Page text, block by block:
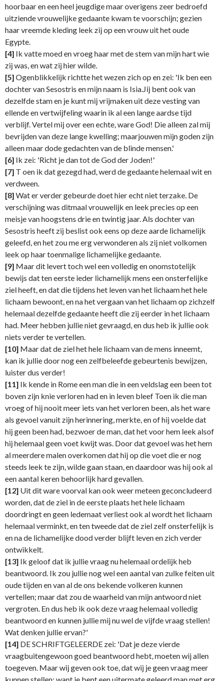
hoorbaar en een heel jeugdige maar overigens zeer bedroefd
uitziende vrouwelijke gedaante kwam te voorschijn; gezien
haar vreemde kleding leek zij op een vrouw uit het oude
Egypte.
[4] Ik vatte moed en vroeg haar met de stem van mijn hart wie
zij was, en wat zij hier wilde.
[5] Ogenblikkelijk richtte het wezen zich op en zei: 'Ik ben een
dochter van Sesostris en mijn naam is Isia.Jij bent ook van
dezelfde stam en je kunt mij vrijmaken uit deze vesting van
ellende en vertwijfeling waarin ik al een lange aardse tijd
verblijf. Vertel mij over een echte, ware God! Die alleen zal mij
bevrijden van deze lange kwelling; maarjouwen mijn goden zijn
alleen maar dode gedachten van de blinde mensen.'
[6] Ik zei: 'Richt je dan tot de God der Joden!'
[7] T oen ik dat gezegd had, werd de gedaante helemaal wit en
verdween.
[8] Wat er verder gebeurde doet hier echt niet terzake. De
verschijning was ditmaal vrouwelijk en leek precies op een
meisje van hoogstens drie en twintig jaar. Als dochter van
Sesostris heeft zij beslist ook eens op deze aarde lichamelijk
geleefd, en het zou me erg verwonderen als zij niet volkomen
leek op haar toenmalige lichamelijke gedaante.
[9] Maar dit levert toch wel een volledig en onomstotelijk
bewijs dat ten eerste ieder lichamelijk mens een onsterfelijke
ziel heeft, en dat die tijdens het leven van het lichaam het hele
lichaam bewoont, en na het vergaan van het lichaam op zichzelf
helemaal dezelfde gedaante heeft die zij eerder in het lichaam
had. Meer hebben jullie niet gevraagd, en dus heb ik jullie ook
niets verder te vertellen.
[10] Maar dat de ziel het hele lichaam van de mens inneemt,
kan ik jullie door nog een zelfbeleefde gebeurtenis bewijzen,
luister dus verder!
[11] Ik kende in Rome een man die in een veldslag een been tot
boven zijn knie verloren had en in leven bleef Toen ik die man
vroeg of hij nooit meer iets van het verloren been, als het ware
als gevoel vanuit zijn herinnering, merkte, en of hij voelde dat
hij geen been had, bezwoer de man, dat het voor hem leek alsof
hij helemaal geen voet kwijt was. Door dat gevoel was het hem
al meerdere malen overkomen dat hij op die voet die er nog
steeds leek te zijn, wilde gaan staan, en daardoor was hij ook al
een aantal keren behoorlijk hard gevallen.
[12] Uit dit ware voorval kan ook weer meteen geconcludeerd
worden, dat de ziel in de eerste plaats het hele lichaam
doordringt en geen ledemaat verliest ook al wordt het lichaam
helemaal verminkt, en ten tweede dat de ziel zelf onsterfelijk is
en na de lichamelijke dood verder blijft leven en zich verder
ontwikkelt.
[13] Ik geloof dat ik jullie vraag nu helemaal ordelijk heb
beantwoord. Ik zou jullie nog wel een aantal van zulke feiten uit
oude tijden en van al de ons bekende volkeren kunnen
vertellen; maar dat zou de waarheid van mijn antwoord niet
vergroten. En dus heb ik ook deze vraag helemaal volledig
beantwoord en kunnen jullie mij nu wel de vijfde vraag stellen!
Wat denken jullie ervan?'
[14] DE SCHRIFTGELEERDE zei: 'Dat je deze vierde
vraagbuitengewoon goed beantwoord hebt, moeten wij allen
toegeven. Maar wij geven ook toe, dat wij je geen vraag meer